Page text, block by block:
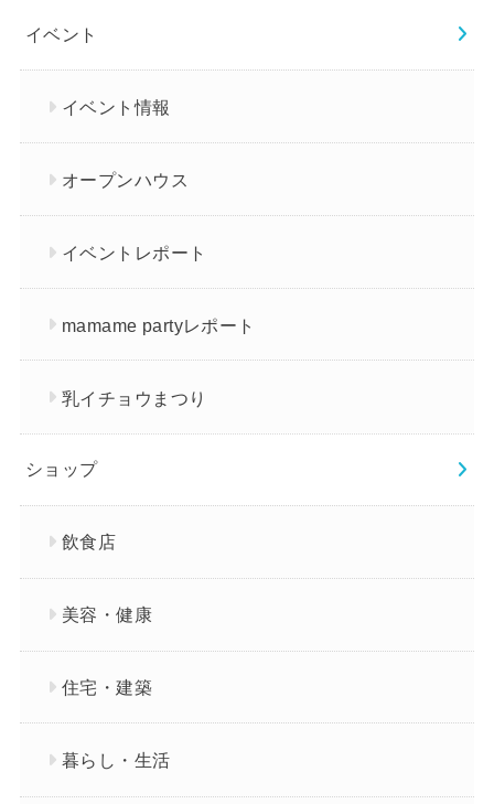
イベント
イベント情報
オープンハウス
イベントレポート
mamame partyレポート
乳イチョウまつり
ショップ
飲食店
美容・健康
住宅・建築
暮らし・生活